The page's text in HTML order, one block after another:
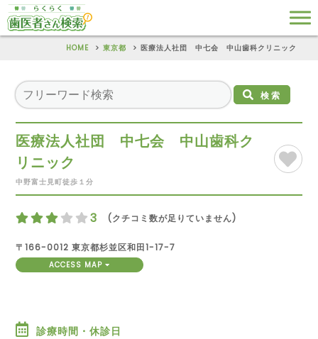
HOME 東京都 医療法人社団 中七会 中山歯科クリニック
検索
医療法人社団 中七会 中山歯科ク
リニック
中野富士見町徒歩１分
3 (クチコミ数が足りていません)
〒166-0012 東京都杉並区和田1-17-7
ACCESS MAP
診療時間・休診日